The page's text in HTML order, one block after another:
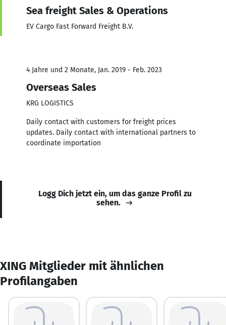
Sea freight Sales & Operations
EV Cargo Fast Forward Freight B.V.
4 Jahre und 2 Monate, Jan. 2019 - Feb. 2023
Overseas Sales
KRG LOGISTICS
Daily contact with customers for freight prices
updates. Daily contact with international partners to
coordinate importation
Logg Dich jetzt ein, um das ganze Profil zu
sehen.
XING Mitglieder mit ähnlichen
Profilangaben